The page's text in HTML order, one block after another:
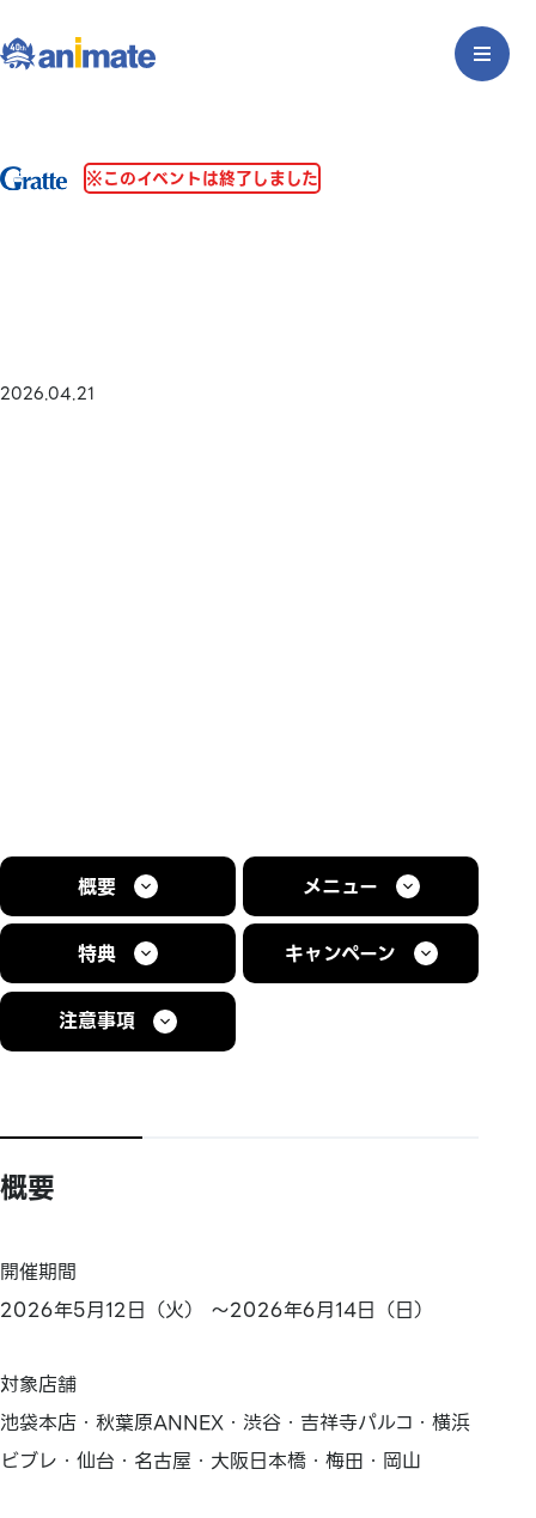
※このイベントは終了しました
2026.04.21
概要 メニュー
特典 キャンペーン
注意事項
概要
開催期間
2026年5月12日（火） ～2026年6月14日（日）
対象店舗
池袋本店・秋葉原ANNEX・渋谷・吉祥寺パルコ・横浜
ビブレ・仙台・名古屋・大阪日本橋・梅田・岡山